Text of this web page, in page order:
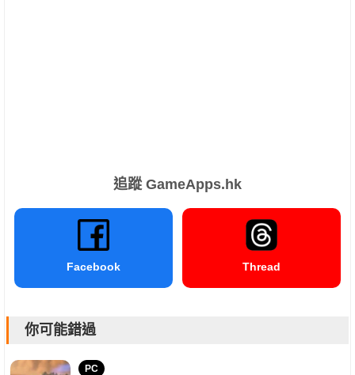
追蹤 GameApps.hk
Facebook Thread
你可能錯過
PC